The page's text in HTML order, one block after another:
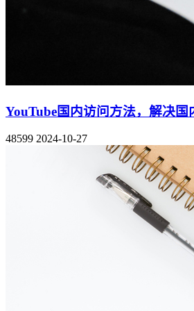
YouTube国内访问方法，解决
48599 2024-10-27